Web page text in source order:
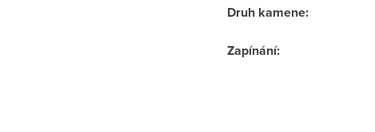
Druh kamene:
Zapínání: